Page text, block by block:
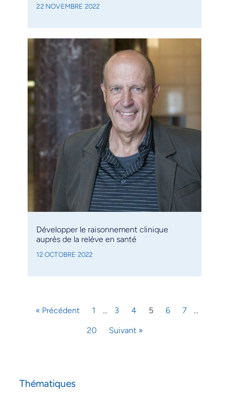
22 NOVEMBRE 2022
Développer le raisonnement clinique
auprès de la relève en santé
12 OCTOBRE 2022
« Précédent 1 … 3 4 5 6 7 …
20 Suivant »
Thématiques